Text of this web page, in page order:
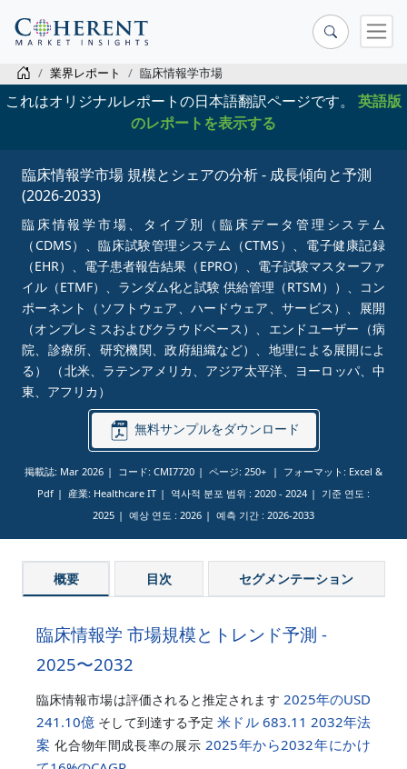
業界レポート 臨床情報学市場
これはオリジナルレポートの日本語翻訳ページです。 英語版
のレポートを表示する
臨床情報学市場 規模とシェアの分析 - 成長傾向と予測
(2026-2033)
臨床情報学市場、タイプ別（臨床データ管理システム
（CDMS）、臨床試験管理システム（CTMS）、電子健康記録
（EHR）、電子患者報告結果（EPRO）、電子試験マスターファ
イル（ETMF）、ランダム化と試験 供給管理（RTSM））、コン
ポーネント（ソフトウェア、ハードウェア、サービス）、展開
（オンプレミスおよびクラウドベース）、エンドユーザー（病
院、診療所、研究機関、政府組織など）、地理による展開によ
る） （北米、ラテンアメリカ、アジア太平洋、ヨーロッパ、中
東、アフリカ）
無料サンプルをダウンロード
掲載誌: Mar 2026 コード: CMI7720 ページ: 250+
フォーマット: Excel &
Pdf
産業: Healthcare IT 역사적 분포 범위 : 2020 - 2024
기준 연도 :
2025
예상 연도 : 2026 예측 기간 : 2026-2033
概要 目次 セグメンテーション
臨床情報学 市場規模とトレンド予測 -
2025〜2032
臨床情報市場は評価されると推定されます 2025年のUSD
241.10億 そして到達する予定米ドル 683.11 2032年法
案 化合物年間成長率の展示 2025年から2032年にかけ